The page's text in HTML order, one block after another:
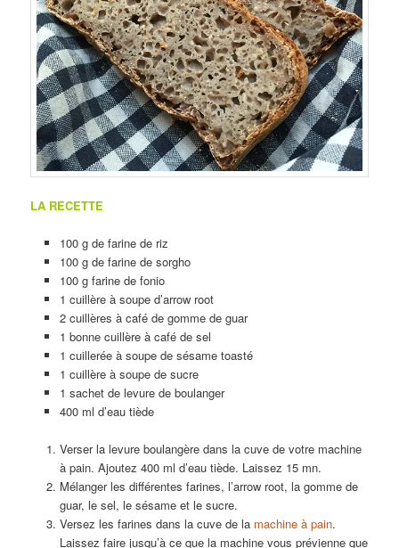
LA RECETTE
100 g de farine de riz
100 g de farine de sorgho
100 g farine de fonio
1 cuillère à soupe d’arrow root
2 cuillères à café de gomme de guar
1 bonne cuillère à café de sel
1 cuillerée à soupe de sésame toasté
1 cuillère à soupe de sucre
1 sachet de levure de boulanger
400 ml d’eau tiède
Verser la levure boulangère dans la cuve de votre machine
à pain. Ajoutez 400 ml d’eau tiède. Laissez 15 mn.
Mélanger les différentes farines, l’arrow root, la gomme de
guar, le sel, le sésame et le sucre.
Versez les farines dans la cuve de la machine à pain.
Laissez faire jusqu’à ce que la machine vous prévienne que